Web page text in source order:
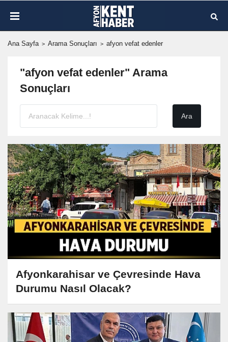
Ana Sayfa Arama Sonuçları afyon vefat edenler
"afyon vefat edenler" Arama
Sonuçları
Afyonkarahisar ve Çevresinde Hava
Durumu Nasıl Olacak?